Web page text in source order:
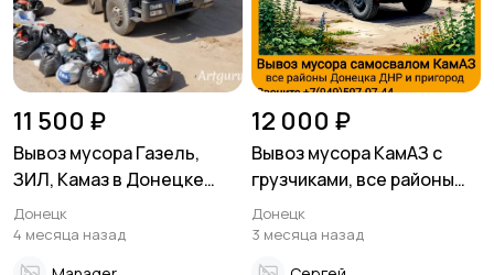
11 500 ₽
Вывоз мусора Газель,
ЗИЛ, Камаз в Донецке
Макеевке ДНР
Донецк
4 месяца назад
12 000 ₽
Вывоз мусора КамАЗ с
грузчиками, все районы
Донецка ДНР
Донецк
3 месяца назад